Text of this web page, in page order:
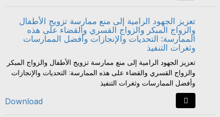
تعزيز الجهود الرامية إلى منع ممارسة تزويج الأطفال
والزواج المبكر والزواج القسري والقضاء على هذه
الممارسة: التحديات والإنجازات وأفضل الممارسات
وثغرات التنفيذ
تعزيز الجهود الرامية إلى منع ممارسة تزويج الأطفال والزواج المبكر
والزواج القسري والقضاء على هذه الممارسة: التحديات والإنجازات
وأفضل الممارسات وثغرات التنفيذ
Download